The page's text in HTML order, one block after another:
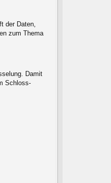
der Daten,
zum Thema
Damit
Schloss-